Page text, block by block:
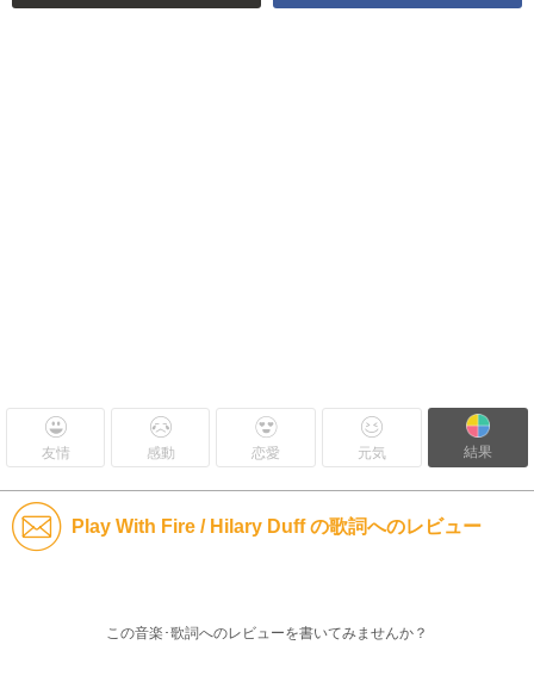
友情 感動 恋愛 元気 結果
Play With Fire / Hilary Duff の歌詞へのレビュー
この音楽･歌詞へのレビューを書いてみませんか？